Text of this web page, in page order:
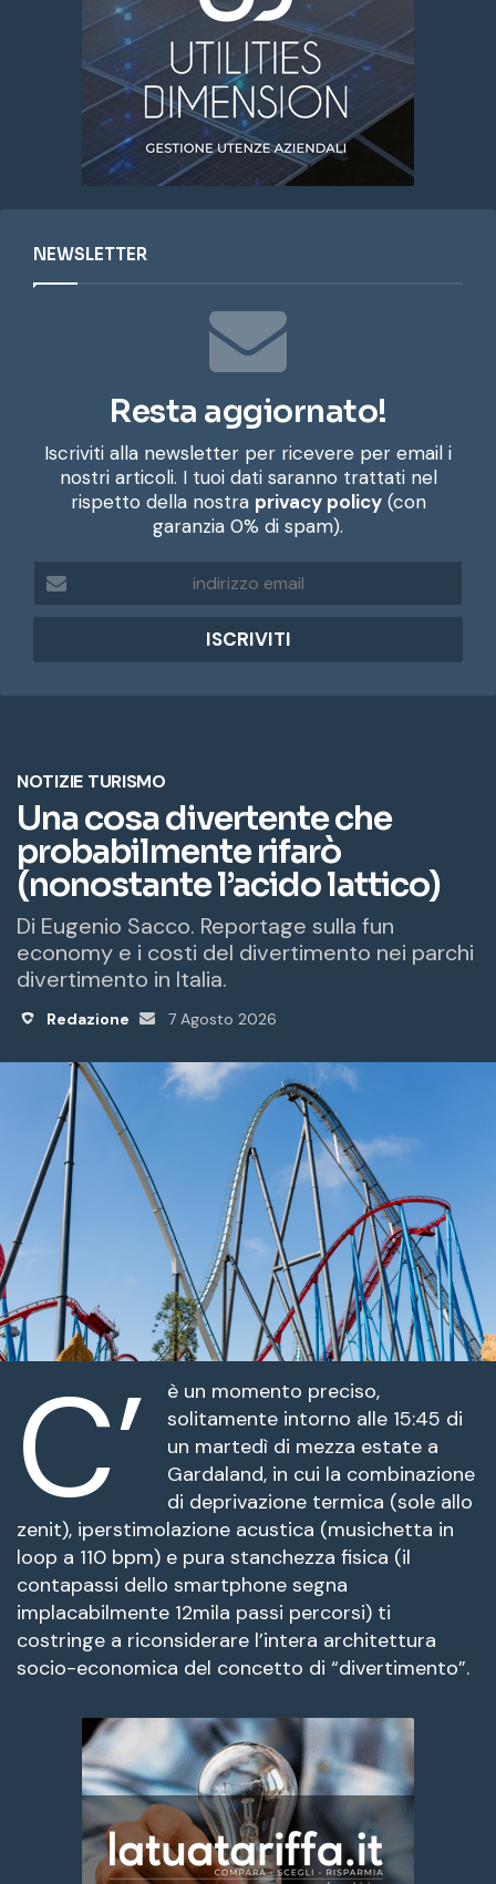
NEWSLETTER
Resta aggiornato!
Iscriviti alla newsletter per ricevere per email i
nostri articoli. I tuoi dati saranno trattati nel
rispetto della nostra privacy policy(con
garanzia 0% di spam).
d
r
e
m
a
i
l